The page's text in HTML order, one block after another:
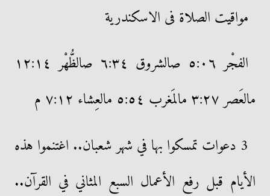
مواقيت الصلاة فى الاسكندرية
الفجْر ٥:٠٦ صالشروق ٦:٣٤ صالظُّهْر ١٢:١٤
مالعَصر ٣:٢٧ مالمَغرب ٥:٥٤ مالعِشاء ٧:١٢ م
3 دعوات تمسكوا بها في شهر شعبان.. اغتنموا هذه
الأيام قبل رفع الأعمال السبع المثاني في القرآن..